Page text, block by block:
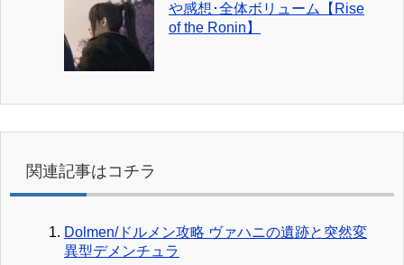
や感想･全体ボリューム【Rise
of the Ronin】
関連記事はコチラ
Dolmen/ドルメン攻略 ヴァハニの遺跡と突然変
異型デメンチュラ